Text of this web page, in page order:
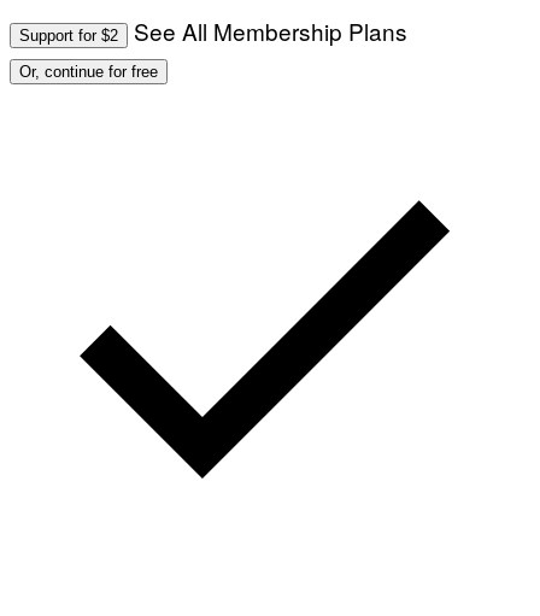
Support for $2 See All Membership Plans
Or, continue for free